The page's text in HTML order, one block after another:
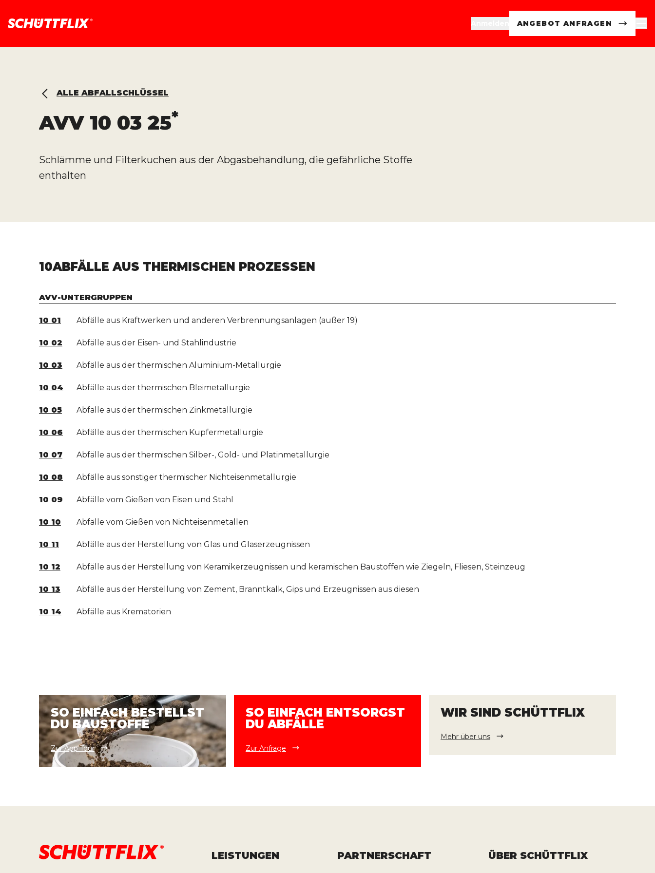
ANGEBOT ANFRAGEN
ALLE ABFALLSCHLÜSSEL
AVV 10 03 25*
Schlämme und Filterkuchen aus der Abgasbehandlung, die gefährliche Stoffe
enthalten
10ABFÄLLE AUS THERMISCHEN PROZESSEN
AVV-UNTERGRUPPEN
10 01 Abfälle aus Kraftwerken und anderen Verbrennungsanlagen (außer 19)
10 02 Abfälle aus der Eisen- und Stahlindustrie
10 03 Abfälle aus der thermischen Aluminium-Metallurgie
10 04 Abfälle aus der thermischen Bleimetallurgie
10 05 Abfälle aus der thermischen Zinkmetallurgie
10 06 Abfälle aus der thermischen Kupfermetallurgie
10 07 Abfälle aus der thermischen Silber-, Gold- und Platinmetallurgie
10 08 Abfälle aus sonstiger thermischer Nichteisenmetallurgie
10 09 Abfälle vom Gießen von Eisen und Stahl
10 10 Abfälle vom Gießen von Nichteisenmetallen
10 11 Abfälle aus der Herstellung von Glas und Glaserzeugnissen
10 12 Abfälle aus der Herstellung von Keramikerzeugnissen und keramischen Baustoffen wie Ziegeln, Fliesen, Steinzeug
10 13 Abfälle aus der Herstellung von Zement, Branntkalk, Gips und Erzeugnissen aus diesen
10 14 Abfälle aus Krematorien
SO EINFACH BESTELLST
DU BAUSTOFFE
Zur App Tour
SO EINFACH ENTSORGST
DU ABFÄLLE
Zur Anfrage
WIR SIND SCHÜTTFLIX
Mehr über uns
LEISTUNGEN PARTNERSCHAFT ÜBER SCHÜTTFLIX